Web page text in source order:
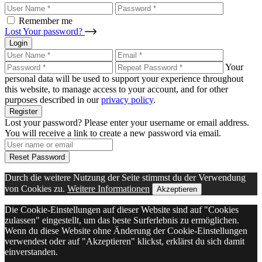
Remember me
Lost Your password?
Login
Your
personal data will be used to support your experience throughout
this website, to manage access to your account, and for other
purposes described in ourprivacy policy.
Register
Lost your password? Please enter your username or email address.
You will receive a link to create a new password via email.
Reset Password
Durch die weitere Nutzung der Seite stimmst du der Verwendung
von Cookies zu. Weitere Informationen Akzeptieren
Die Cookie-Einstellungen auf dieser Website sind auf "Cookies
zulassen" eingestellt, um das beste Surferlebnis zu ermöglichen.
Wenn du diese Website ohne Änderung der Cookie-Einstellungen
verwendest oder auf "Akzeptieren" klickst, erklärst du sich damit
einverstanden.